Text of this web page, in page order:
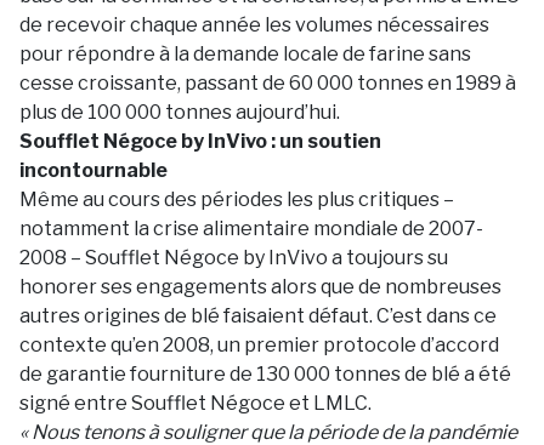
de recevoir chaque année les volumes nécessaires
pour répondre à la demande locale de farine sans
cesse croissante, passant de 60 000 tonnes en 1989 à
plus de 100 000 tonnes aujourd’hui.
Soufflet Négoce by InVivo : un soutien
incontournable
Même au cours des périodes les plus critiques –
notamment la crise alimentaire mondiale de 2007-
2008 – Soufflet Négoce by InVivo a toujours su
honorer ses engagements alors que de nombreuses
autres origines de blé faisaient défaut. C’est dans ce
contexte qu’en 2008, un premier protocole d’accord
de garantie fourniture de 130 000 tonnes de blé a été
signé entre Soufflet Négoce et LMLC.
« Nous tenons à souligner que la période de la pandémie